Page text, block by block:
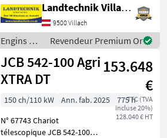
de 7 pouces avec détection
automatique des
accessoires, cabine avec
chauffage et climati
Landtechnik Villach GmbH
9500 Villach
Engins de
chantier /
JCB
Revendeur Premium Or
JCB 542-100 Agri
XTRA DT
153.648
€
TTC (TVA
incluse 20%)
128.040 € HT
150 ch/110 kW Ann. fab. 2025
775 h
N° 67743 Chariot
télescopique JCB 542-100